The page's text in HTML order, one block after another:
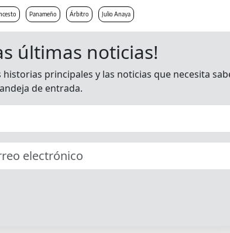
Panameño Árbitro Julio Anaya